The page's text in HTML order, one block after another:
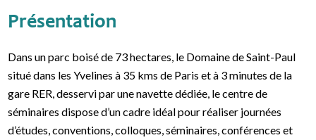
Présentation
Dans un parc boisé de 73 hectares, le Domaine de Saint-Paul
situé dans les Yvelines à 35 kms de Paris et à 3 minutes de la
gare RER, desservi par une navette dédiée, le centre de
séminaires dispose d’un cadre idéal pour réaliser journées
d’études, conventions, colloques, séminaires, conférences et